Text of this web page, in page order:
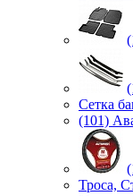
Сетка
(101)
Троса,